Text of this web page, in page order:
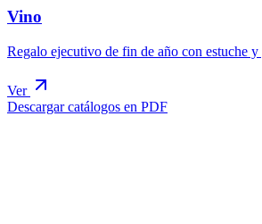
Vino
Regalo ejecutivo de fin de año con estuche
Ver
Descargar catálogos en PDF